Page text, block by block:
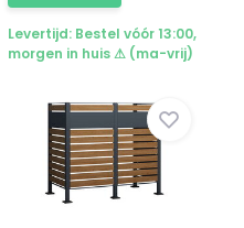
Levertijd: Bestel vóór 13:00,
morgen in huis ⚠ (ma-vrij)